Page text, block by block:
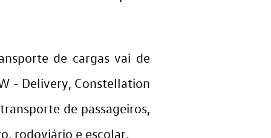
de cargas vai de
- Delivery, Constellation
de passageiros,
rodoviário e escolar.